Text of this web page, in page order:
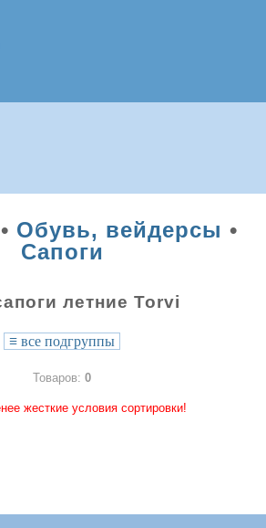
• Обувь, вейдерсы •
Сапоги
летние Torvi
≡ все подгруппы
Товаров: 0
жесткие условия сортировки!